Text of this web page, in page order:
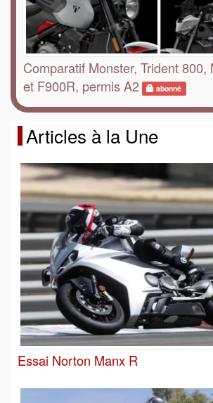
Comparatif Monster, Trident 800,
et F900R, permis A2
abonné
Articles à la Une
Essai Norton Manx R